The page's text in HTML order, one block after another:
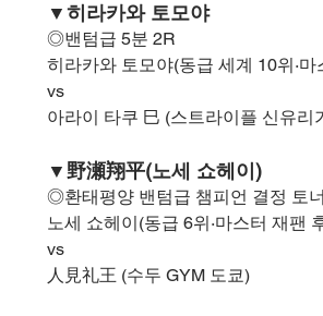
▼히라카와 토모야
◎밴텀급 5분 2R
히라카와 토모야(동급 세계 10위·
vs
아라이 타쿠 巳 (스트라이플 신유리
▼野瀬翔平(노세 쇼헤이)
◎환태평양 밴텀급 챔피언 결정 토
노세 쇼헤이(동급 6위·마스터 재팬
vs
人見礼王 (수두 GYM 도쿄)